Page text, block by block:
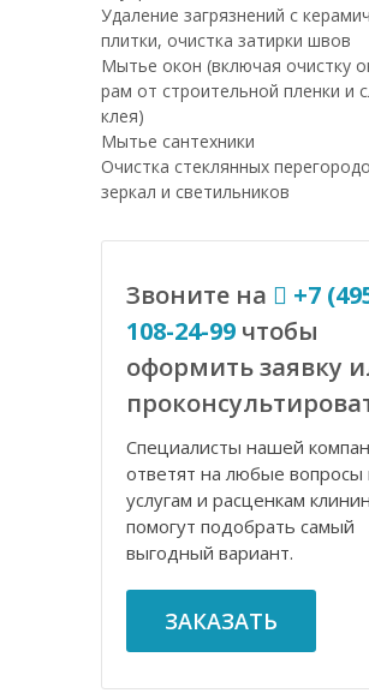
Удаление загрязнений с
плитки, очистка затирки швов
Мытье окон (включая очистку
рам от строительной пленки и
клея)
Мытье сантехники
Очистка стеклянных
зеркал и светильников
Звоните на
+7
108-24-99 чтобы
оформить заявку
Специалисты нашей
ответят на любые вопросы
услугам и расценкам
помогут подобрать самый
выгодный вариант.
ЗАКАЗАТЬ